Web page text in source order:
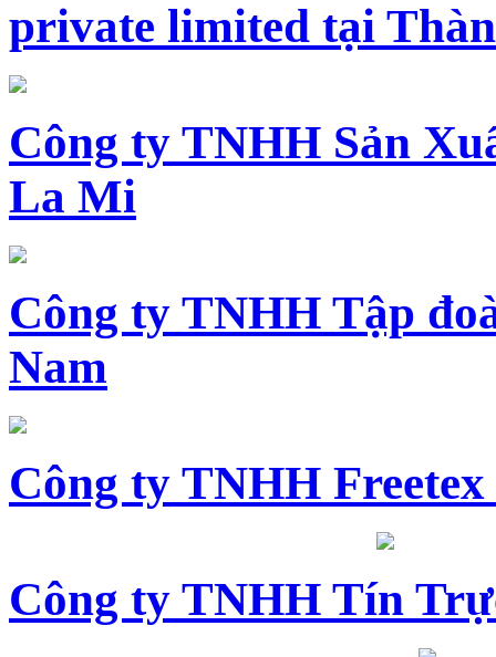
private limited tại
Công ty TNHH Sản
La Mi
Công ty TNHH Tập
Nam
Công ty TNHH
Công ty TNHH Tín